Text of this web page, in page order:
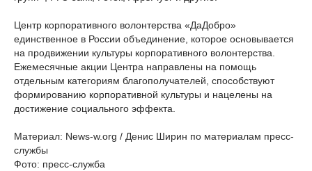
Центр корпоративного волонтерства «ДаДобро»
единственное в России объединение, которое основывается
на продвижении культуры корпоративного волонтерства.
Ежемесячные акции Центра направлены на помощь
отдельным категориям благополучателей, способствуют
формированию корпоративной культуры и нацелены на
достижение социального эффекта.
Материал: News-w.org / Денис Ширин по материалам пресс-
службы
Фото: пресс-служба